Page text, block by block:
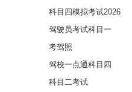
科目四模拟考试2026
驾驶员考试科目一
考驾照
驾校一点通科目四
科目二考试